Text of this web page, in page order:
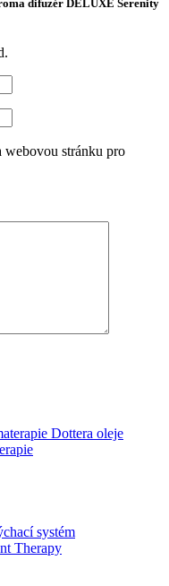
difuzér DELUXE Serenity
webovou stránku pro
Therapy